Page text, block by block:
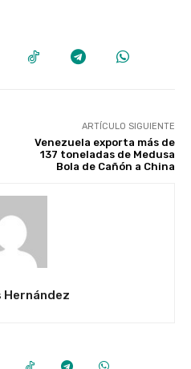
ARTÍCULO SIGUIENTE
Venezuela exporta más de
137 toneladas de Medusa
Bola de Cañón a China
Hernández